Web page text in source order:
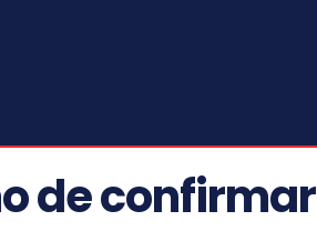
de confirmar